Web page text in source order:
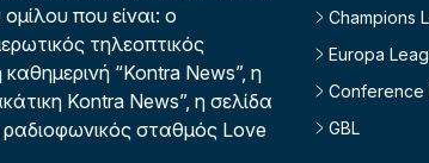
που είναι: ο
τηλεοπτικός
“Kontra News”, η
Kontra News”, η σελίδα
ραδιοφωνικός σταθμός Love
Champions
Europa
Conference
GBL